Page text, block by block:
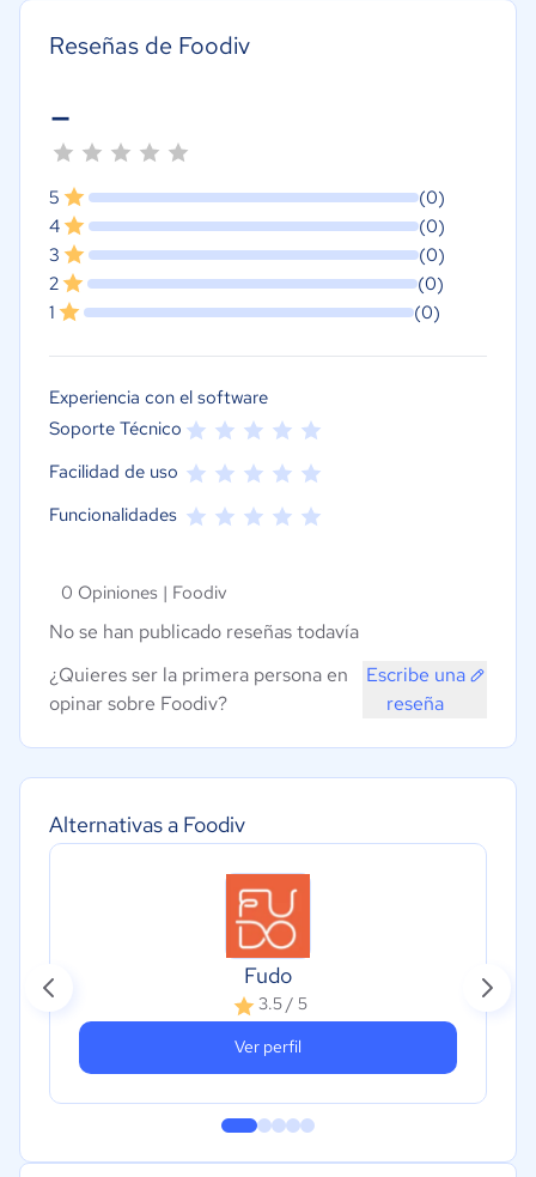
Alternativas a Foodiv
Fudo
3.5 / 5
Ver perfil
Reseñas de Foodiv
-
5
(0)
4
(0)
3
(0)
2
(0)
1
(0)
Experiencia con el software
Soporte Técnico
Facilidad de uso
Funcionalidades
0 Opiniones | Foodiv
No se han publicado reseñas todavía
¿Quieres ser la primera persona en
opinar sobre Foodiv?
Escribe una
reseña